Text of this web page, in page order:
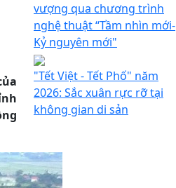
vượng qua chương trình
nghệ thuật “Tầm nhìn mới-
Kỷ nguyên mới"
"Tết Việt - Tết Phố" năm
2026: Sắc xuân rực rỡ tại
không gian di sản